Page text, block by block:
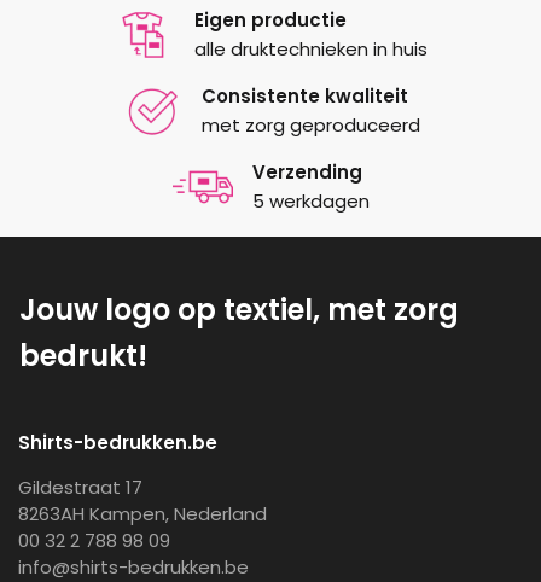
Eigen productie
alle druktechnieken in huis
Consistente kwaliteit
met zorg geproduceerd
Verzending
5 werkdagen
Jouw logo op textiel, met zorg
bedrukt!
Shirts-bedrukken.be
Gildestraat 17
8263AH Kampen, Nederland
00 32 2 788 98 09
info@shirts-bedrukken.be